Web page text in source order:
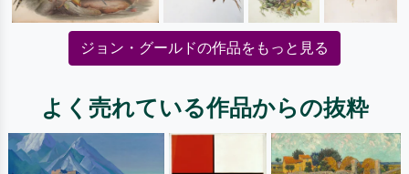
ジョン・グールドの作品をもっと見る
よく売れている作品からの抜粋